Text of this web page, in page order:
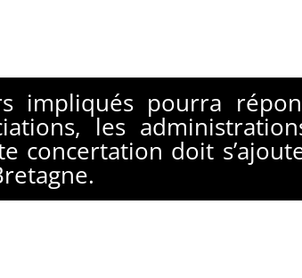
impliqués pourra
les
concertation doit